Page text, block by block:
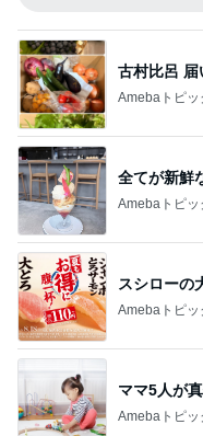
古村比呂 届
Amebaトピッ
全てが新鮮
Amebaトピッ
スシローの
Amebaトピッ
ママ5人が
Amebaトピッ